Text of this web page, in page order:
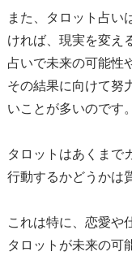
また、タロット占い
ければ、現実を変え
占いで未来の可能性
その結果に向けて努
いことが多いのです。
タロットはあくまで
行動するかどうかは
これは特に、恋愛や
タロットが未来の可